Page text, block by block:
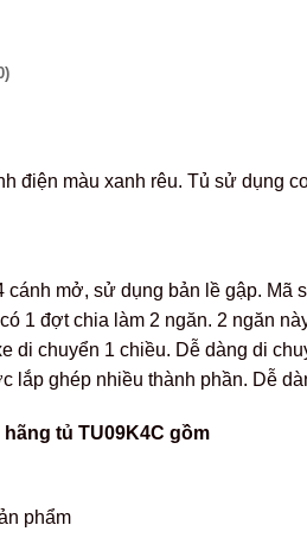
điện màu xanh rêu. Tủ sử dụng
cánh mở, sử dụng bản lề gập. Mã
1 đợt chia làm 2 ngăn. 2 ngăn
di chuyển 1 chiều. Dễ dàng di
lắp ghép nhiều thành phần. Dễ
tủ TU09K4C gồm
phẩm